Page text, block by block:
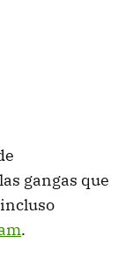
gangas que
.